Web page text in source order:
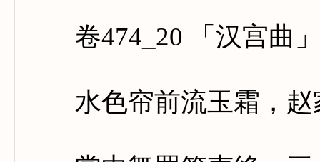
卷474_20 「汉宫曲
水色帘前流玉霜，赵